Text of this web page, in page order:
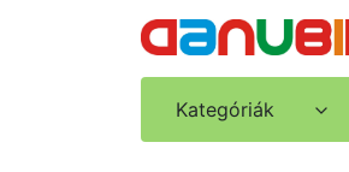
Kategóriák